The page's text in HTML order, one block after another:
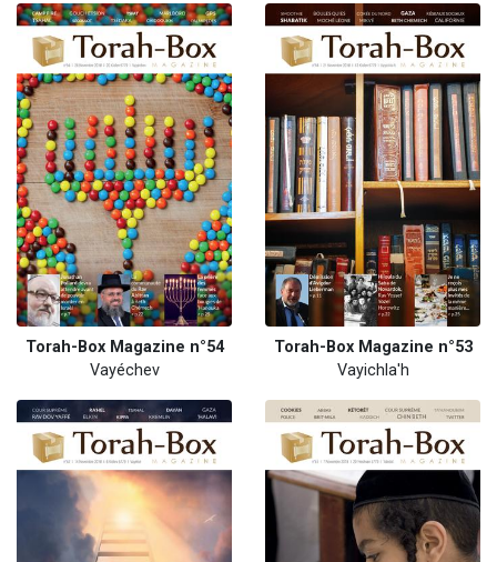
Torah-Box Magazine n°54
Vayéchev
Torah-Box Magazine n°53
Vayichla'h